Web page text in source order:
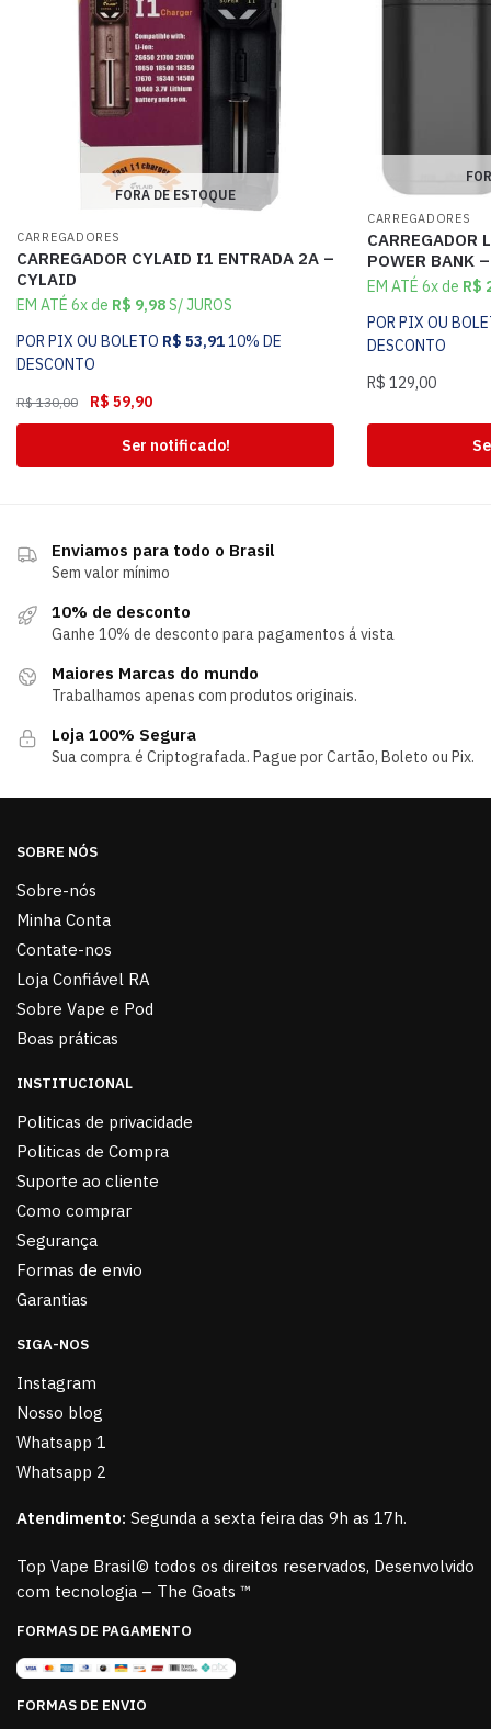
FORA DE ESTOQUE
CARREGADORES
CARREGADOR CYLAID I1 ENTRADA 2A –
CYLAID
EM ATÉ 6x de R$ 9,98S/ JUROS
POR PIX OU BOLETO R$ 53,9110% DE
DESCONTO
R$130,00 R$ 59,90
Ser notificado!
CARREGADORES
CARREGADOR
POWER BANK
EM ATÉ 6x de R$
POR PIX OU
DESCONTO
R$ 129,00
Enviamos para todo o Brasil
Sem valor mínimo
10% de desconto
Ganhe 10% de desconto para pagamentos á vista
Maiores Marcas do mundo
Trabalhamos apenas com produtos originais.
Loja 100% Segura
Sua compra é Criptografada. Pague por Cartão, Boleto ou Pix.
SOBRE NÓS
Sobre-nós
Minha Conta
Contate-nos
Loja Confiável RA
Sobre Vape e Pod
Boas práticas
INSTITUCIONAL
Politicas de privacidade
Politicas de Compra
Suporte ao cliente
Como comprar
Segurança
Formas de envio
Garantias
SIGA-NOS
Instagram
Nosso blog
Whatsapp 1
Whatsapp 2
Atendimento: Segunda a sexta feira das 9h as 17h.
Top Vape Brasil© todos os direitos reservados, Desenvolvido
com tecnologia – The Goats ™
FORMAS DE PAGAMENTO
FORMAS DE ENVIO